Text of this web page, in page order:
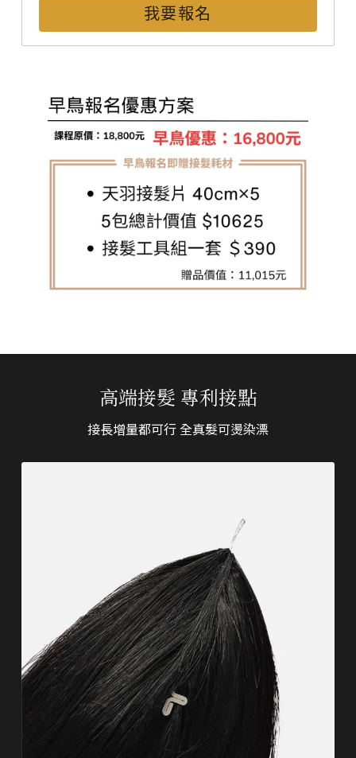
我要報名
高端接髮 專利接點
接長增量都可行 全真髮可燙染漂